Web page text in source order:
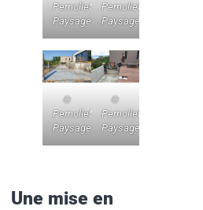
Pernollet
Paysage
Pernollet
Paysage
©
Pernollet
Paysage
©
Pernollet
Paysage
Une mise en